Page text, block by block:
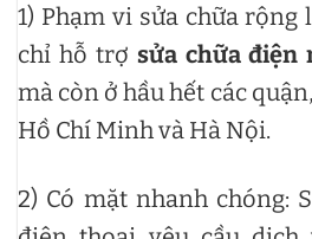
1) Phạm vi sửa chữa rộng
chỉ hỗ trợ sửa chữa điện
mà còn ở hầu hết các
Hồ Chí Minh và Hà Nội.
2) Có mặt nhanh chóng: